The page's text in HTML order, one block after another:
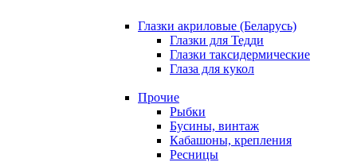
Глазки акриловые (Беларусь)
Глазки для Тедди
Глазки таксидермические
Глаза для кукол
Прочие
Рыбки
Бусины, винтаж
Кабашоны, крепления
Ресницы